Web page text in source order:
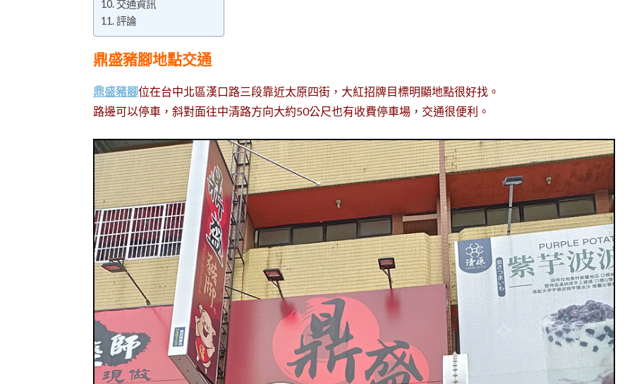
交通資訊
評論
鼎盛豬腳地點交通
鼎盛豬腳位在台中北區漢口路三段靠近太原四街，大紅招牌目標明顯地點很好找。
路邊可以停車，斜對面往中清路方向大約50公尺也有收費停車場，交通很便利。